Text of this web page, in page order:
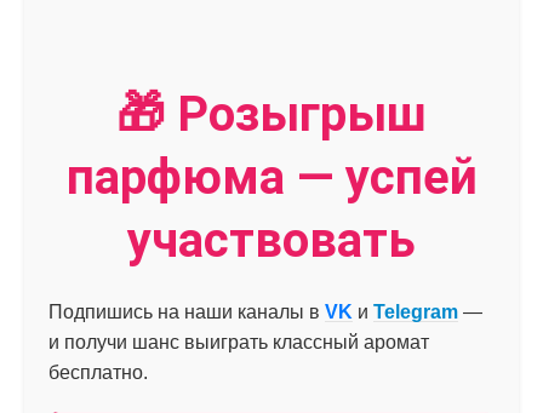
🎁 Розыгрыш
парфюма — успей
участвовать
Подпишись на наши каналы в VK и Telegram —
и получи шанс выиграть классный аромат
бесплатно.